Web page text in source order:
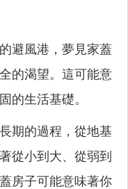
避風港，夢見家蓋
的渴望。這可能意
的生活基礎。
期的過程，從地基
從小到大、從弱到
房子可能意味著你